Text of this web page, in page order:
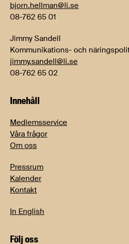
bjorn.hellman@li.se
08-762 65 01
Jimmy Sandell
Kommunikations- och
jimmy.sandell@li.se
08-762 65 02
Innehåll
Medlemsservice
Våra frågor
Om oss
Pressrum
Kalender
Kontakt
In English
Följ oss